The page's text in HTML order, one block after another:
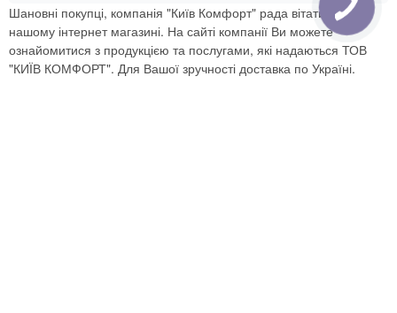
Шановні покупці, компанія "Київ Комфорт" рада вітати Вас в
нашому інтернет магазині. На сайті компанії Ви можете
ознайомитися з продукцією та послугами, які надаються ТОВ
"КИЇВ КОМФОРТ". Для Вашої зручності доставка по Україні.